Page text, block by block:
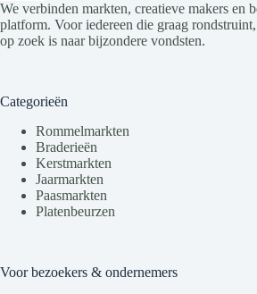
We verbinden markten, creatieve makers en
platform. Voor iedereen die graag
op zoek is naar bijzondere vondsten.
Categorieën
Rommelmarkten
Braderieën
Kerstmarkten
Jaarmarkten
Paasmarkten
Platenbeurzen
Voor bezoekers & ondernemers